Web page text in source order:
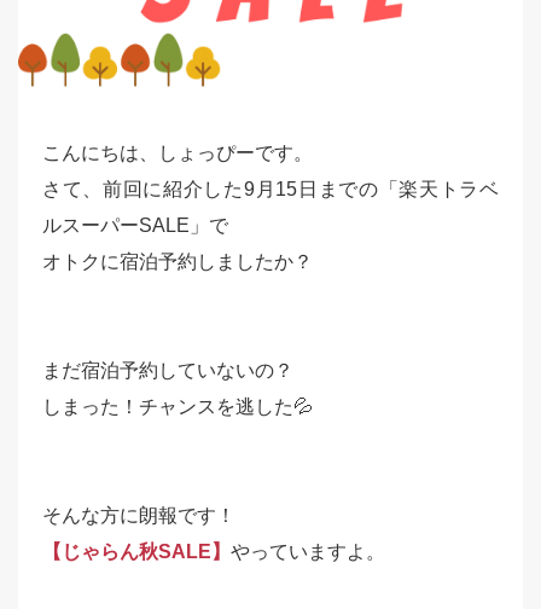
こんにちは、しょっぴーです。
さて、前回に紹介した9月15日までの「楽天トラベ
ルスーパーSALE」で
オトクに宿泊予約しましたか？
まだ宿泊予約していないの？
しまった！チャンスを逃した💦
そんな方に朗報です！
【じゃらん秋SALE】 やっていますよ。